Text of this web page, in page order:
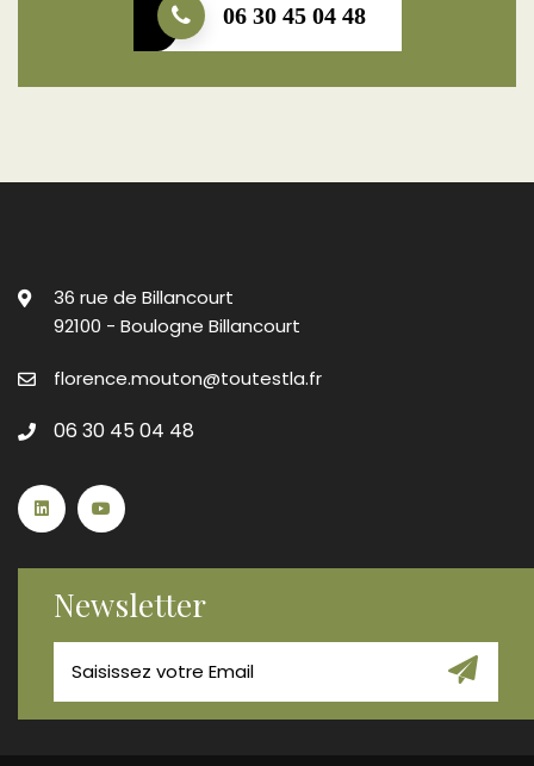
06 30 45 04 48
36 rue de Billancourt
92100 - Boulogne Billancourt
florence.mouton@toutestla.fr
06 30 45 04 48
Newsletter